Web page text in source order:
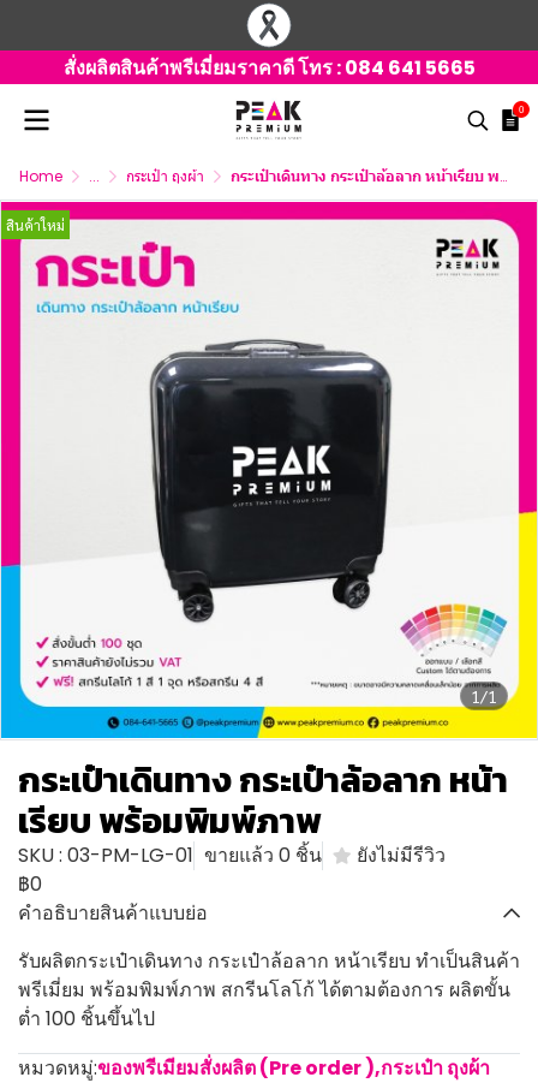
สั่งผลิตสินค้าพรีเมี่ยมราคาดี โทร :084 641 5665
0
Home ... กระเป๋า ถุงผ้า กระเป๋าเดินทาง กระเป๋าล้อลาก หน้าเรียบ พร้อมพิมพ์ภาพ
1/1
สินค้าใหม่
กระเป๋าเดินทาง กระเป๋าล้อลาก หน้า
เรียบ พร้อมพิมพ์ภาพ
SKU : 03-PM-LG-01 ขายแล้ว 0 ชิ้น
ยังไม่มีรีวิว
฿0
คำอธิบายสินค้าแบบย่อ
รับผลิตกระเป๋าเดินทาง กระเป๋าล้อลาก หน้าเรียบ ทำเป็นสินค้า
พรีเมี่ยม พร้อมพิมพ์ภาพ สกรีนโลโก้ ได้ตามต้องการ ผลิตขั้น
ต่ำ 100 ชิ้นขึ้นไป
หมวดหมู่:ของพรีเมียมสั่งผลิต (Pre order ),กระเป๋า ถุงผ้า